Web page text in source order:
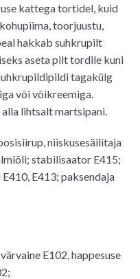
kattega tortidel, kuid
toorjuustu,
hakkab suhkrupilt
aseta pilt tordile kuni
tagakülg
või võikreemiga.
lihtsalt martsipani.
niiskusesäilitaja
stabilisaator E415;
E413; paksendaja
E102, happesuse